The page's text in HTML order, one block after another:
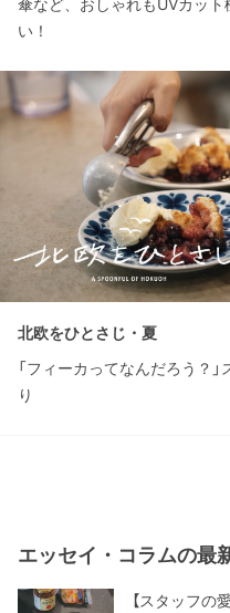
い！
北欧をひとさじ・夏
「フィーカってなんだろう？
り
エッセイ・コラムの最
【スタッフの